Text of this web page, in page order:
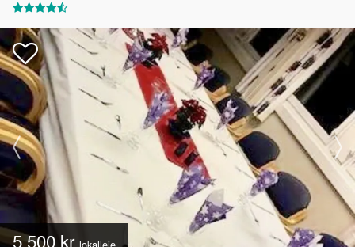
5 500 kr